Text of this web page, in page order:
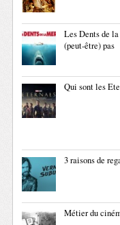
Les Dents de
(peut-être) pas
Qui sont les
3 raisons de
Métier du